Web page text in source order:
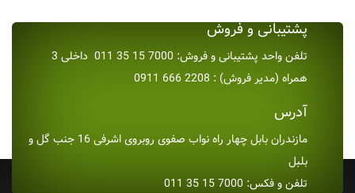
پشتیبانی و فروش
تلفن واحد پشتیبانی و فروش: 7000 15 35 011 داخلی 3
همراه (مدیر فروش) : 2208 666 0911
آدرس
مازندران بابل چهار راه نواب صفوی روبروی اشرفی 16 جنب گل و
بلبل
تلفن و فکس: 7000 15 35 011